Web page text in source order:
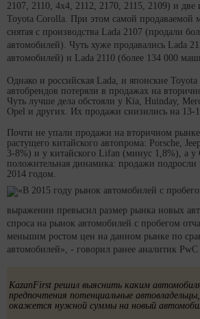
2107, 2110, 4х4, 2112, 2170, 2115, 2109) и
Toyota Corolla. При этом самой продаваемой
снятая с производства Lada 2107 (продали
автомобилей). Чуть хуже продавались Lada
автомобилей) и Lada 2110 (более 134 000
Однако и российская Lada, и японские
автобрендов потеряли в продажах на
Чуть лучше дела обстояли у Kia, Huinday,
Opel и других. Их продажи снизились на 13-
Почти не упали продажи на вторичном
растущего китайского автопрома: Porsche,
3-8%) и у китайского Lifan (минус 1,8%), а у
положительная динамика: продажи
2014 годом.
«В 2015 году рынок автомобилей с
выражении превысил размер рынка новых
спроса на рынок автомобилей с пробегом
меньшим ростом цен на данном рынке по
автомобилей», - говорил ранее аналитик PwC
KazanFirst решил выяснить каким
предпочтения потенциальные
окажется нужной суммы на новый